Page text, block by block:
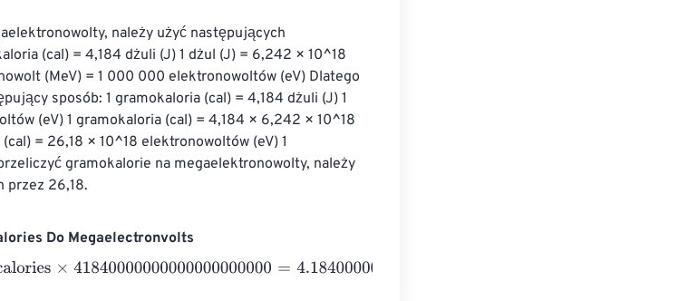
należy użyć następujących
(cal) = 4,184 dżuli (J) 1 dżul (J) = 6,242 × 10^18
(MeV) = 1 000 000 elektronowoltów (eV) Dlatego
sposób: 1 gramokaloria (cal) = 4,184 dżuli (J) 1
(eV) 1 gramokaloria (cal) = 4,184 × 6,242 × 10^18
= 26,18 × 10^18 elektronowoltów (eV) 1
gramokalorie na megaelektronowolty, należy
przez 26,18.
Do Megaelectronvolts
×41840000000000000000000=4.1840000000000004